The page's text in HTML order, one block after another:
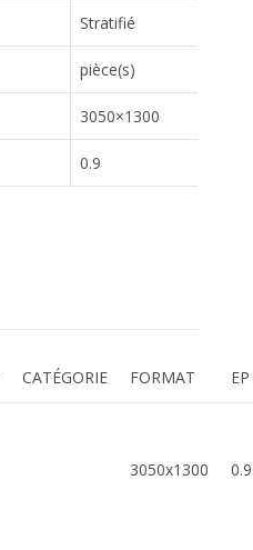
Stratifié
pièce(s)
3050×1300
0.9
CATÉGORIE FORMAT EP
3050x1300 0.9